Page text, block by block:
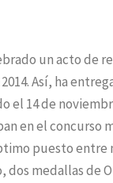
un acto de
Así, ha
el 14 de
en el concurso
puesto entre
medallas de